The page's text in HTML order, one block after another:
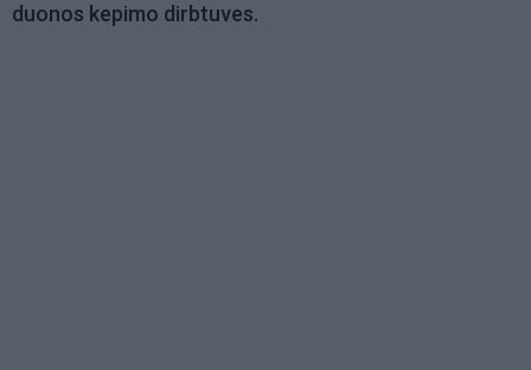
duonos kepimo dirbtuves.